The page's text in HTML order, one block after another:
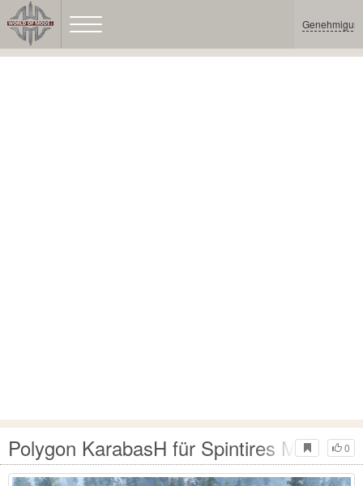
0
Polygon KarabasH für Spintires